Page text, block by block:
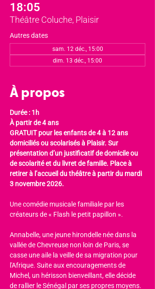
18:05
Théâtre Coluche, Plaisir
Autres dates
sam. 12 déc., 15:00
dim. 13 déc., 15:00
À propos
Durée : 1h
À partir de 4 ans
GRATUIT pour les enfants de 4 à 12 ans
domiciliés ou scolarisés à Plaisir. Sur
présentation d’un justificatif de domicile ou
de scolarité et du livret de famille. Place à
retirer à l’accueil du théâtre à partir du mardi
3 novembre 2026.
Une comédie musicale familiale par les
créateurs de « Flash le petit papillon ».
Annabelle, une jeune hirondelle née dans la
vallée de Chevreuse non loin de Paris, se
casse une aile la veille de sa migration pour
l'Afrique. Suite aux encouragements de
Michel, un hérisson bienveillant, elle décide
de rallier le Sénégal par ses propres moyens.